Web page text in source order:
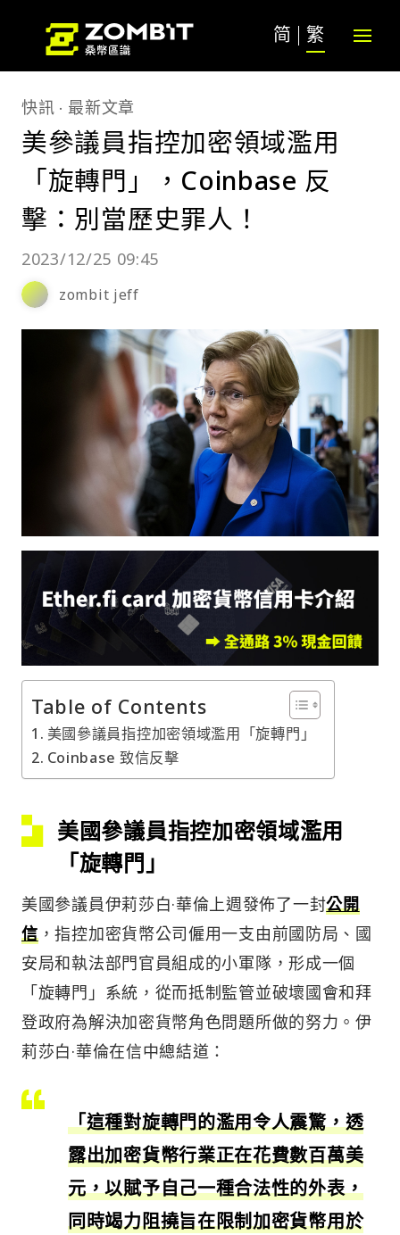
简 繁
快訊 最新文章
美參議員指控加密領域濫用
「旋轉門」，Coinbase 反
擊：別當歷史罪人！
2023/12/25 09:45
zombit jeff
Table of Contents
美國參議員指控加密領域濫用「旋轉門」
Coinbase 致信反擊
美國參議員指控加密領域濫用
「旋轉門」
美國參議員伊莉莎白·華倫上週發佈了一封公開
信，指控加密貨幣公司僱用一支由前國防局、國
安局和執法部門官員組成的小軍隊，形成一個
「旋轉門」系統，從而抵制監管並破壞國會和拜
登政府為解決加密貨幣角色問題所做的努力。伊
莉莎白·華倫在信中總結道：
「這種對旋轉門的濫用令人震驚，透
露出加密貨幣行業正在花費數百萬美
元，以賦予自己一種合法性的外表，
同時竭力阻撓旨在限制加密貨幣用於